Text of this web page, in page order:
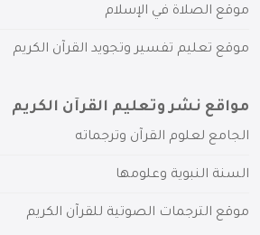
موقع الصلاة في الإسلام
موقع تعليم تفسير وتجويد القرآن الكريم
مواقع نشر وتعليم القرآن الكريم
الجامع لعلوم القرآن وترجماته
السنة النبوية وعلومها
موقع الترجمات الصوتية للقرآن الكريم